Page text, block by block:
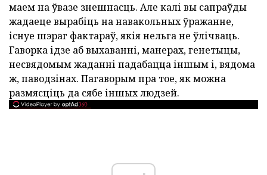
маем на ўвазе знешнасць. Але калі вы сапраўды
жадаеце вырабіць на навакольных ўражанне,
існуе шэраг фактараў, якія нельга не ўлічваць.
Гаворка ідзе аб выхаванні, манерах, генетыцы,
несвядомым жаданні падабацца іншым і, вядома
ж, паводзінах. Пагаворым пра тое, як можна
размясціць да сябе іншых людзей.